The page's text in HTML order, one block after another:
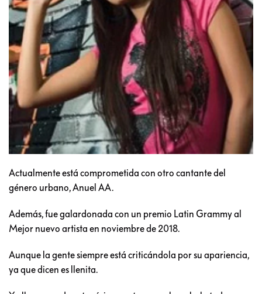
Actualmente está comprometida con otro cantante del
género urbano, Anuel AA.
Además, fue galardonada con un premio Latin Grammy al
Mejor nuevo artista en noviembre de 2018.
Aunque la gente siempre está criticándola por su apariencia,
ya que dicen es llenita.